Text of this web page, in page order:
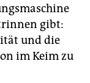
gibt:
und die
im Keim zu